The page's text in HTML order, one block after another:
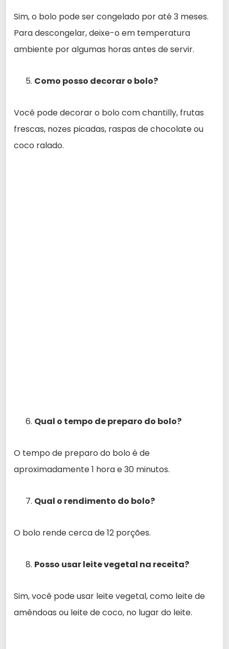
Sim, o bolo pode ser congelado por até 3 meses.
Para descongelar, deixe-o em temperatura
ambiente por algumas horas antes de servir.
Como posso decorar o bolo?
Você pode decorar o bolo com chantilly, frutas
frescas, nozes picadas, raspas de chocolate ou
coco ralado.
Qual o tempo de preparo do bolo?
O tempo de preparo do bolo é de
aproximadamente 1 hora e 30 minutos.
Qual o rendimento do bolo?
O bolo rende cerca de 12 porções.
Posso usar leite vegetal na receita?
Sim, você pode usar leite vegetal, como leite de
amêndoas ou leite de coco, no lugar do leite.